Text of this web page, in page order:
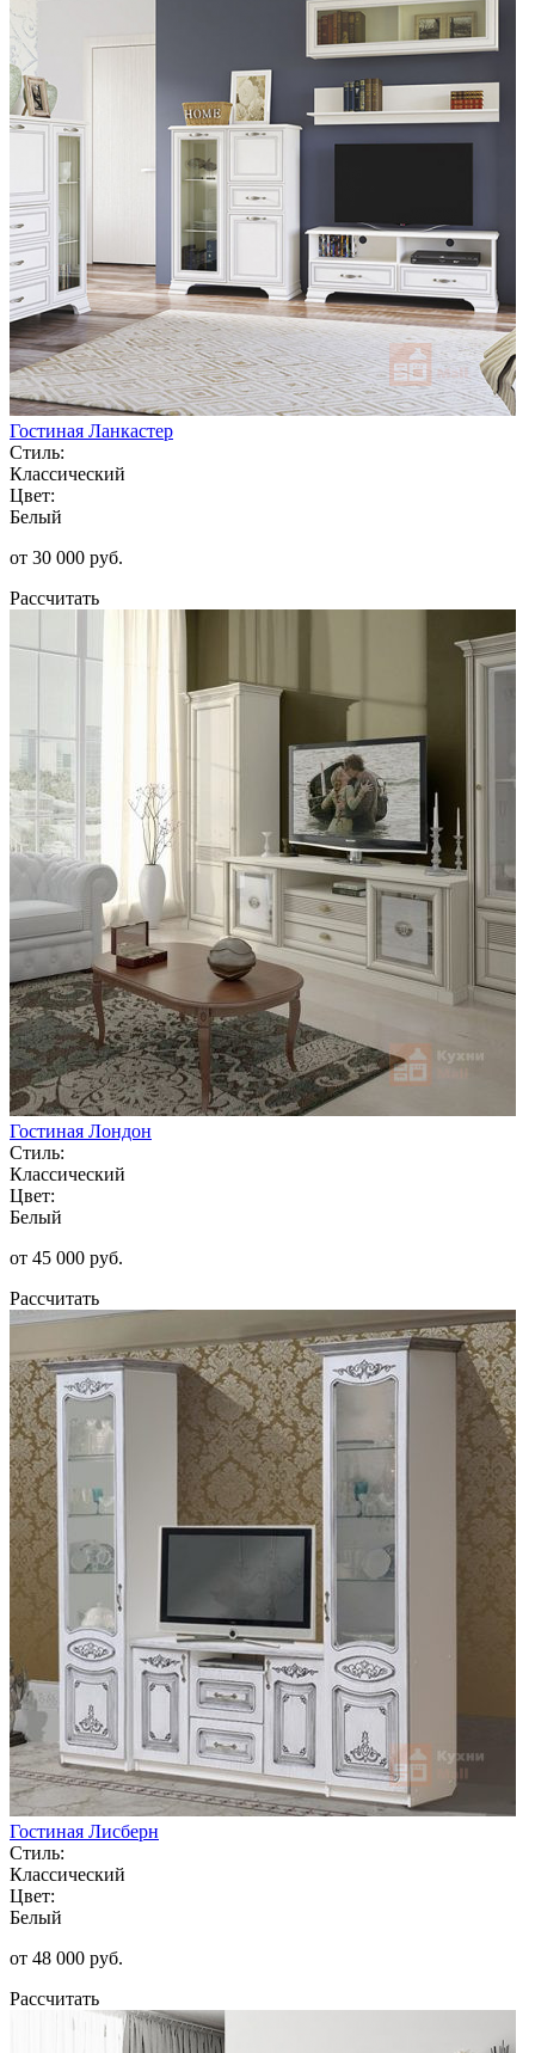
Гостиная Ланкастер
Стиль:
Классический
Цвет:
Белый
от 30 000 руб.
Рассчитать
Гостиная Лондон
Стиль:
Классический
Цвет:
Белый
от 45 000 руб.
Рассчитать
Гостиная Лисберн
Стиль:
Классический
Цвет:
Белый
от 48 000 руб.
Рассчитать